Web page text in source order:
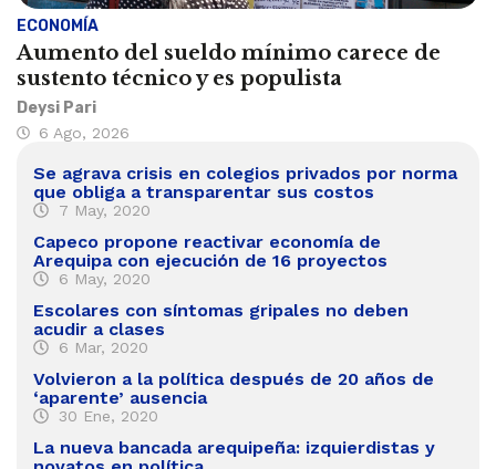
ECONOMÍA
Aumento del sueldo mínimo carece de
sustento técnico y es populista
Deysi Pari
6 Ago, 2026
Se agrava crisis en colegios privados por norma
que obliga a transparentar sus costos
7 May, 2020
Capeco propone reactivar economía de
Arequipa con ejecución de 16 proyectos
6 May, 2020
Escolares con síntomas gripales no deben
acudir a clases
6 Mar, 2020
Volvieron a la política después de 20 años de
‘aparente’ ausencia
30 Ene, 2020
La nueva bancada arequipeña: izquierdistas y